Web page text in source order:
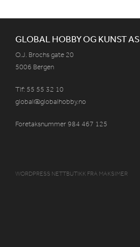
GLOBAL HOBBY OG KUNST AS
O.J. Brochs gate 20
5006 Bergen
Tlf: 55 55 32 10
global@globalhobby.no
Foretaksnummer 984 467 125
WORDPRESS NETTBUTIKK FRA MAKSIMER